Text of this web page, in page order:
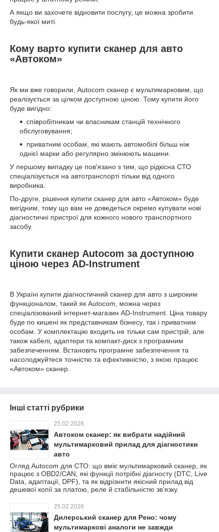
А якщо ви захочете відновити послугу, це можна зробити
будь-якої миті.
Кому варто купити сканер для авто
«Автоком»
Як ми вже говорили, Autocom сканер є мультимарковим, що
реалізується за цілком доступною ціною. Тому купити його
буде вигідно:
співробітникам чи власникам станцій технічного
обслуговування;
приватним особам, які мають автомобілі більш ніж
однієї марки або регулярно змінюють машини.
У першому випадку це пов'язано з тим, що рідкісна СТО
спеціалізується на автотранспорті тільки від одного
виробника.
По-друге, рішення купити сканер для авто «Автоком» буде
вигідним, тому що вам не доведеться окремо купувати нові
діагностичні пристрої для кожного нового транспортного
засобу.
Купити сканер Autocom за доступною
ціною через AD-Instrument
В Україні купити діагностичний сканер для авто з широким
функціоналом, такий як Autocom, можна через
спеціалізований інтернет-магазин AD-Instrument. Ціна товару
буде по кишені як представникам бізнесу, так і приватним
особам. У комплектацію входить не тільки сам пристрій, але
також кабелі, адаптери та компакт-диск з програмним
забезпеченням. Встановіть програмне забезпечення та
насолоджуйтеся точністю та ефективністю, з якою працює
«Автоком» сканер.
Інші статті рубрики
25.02.2026
Автоком сканер: як вибрати надійний
мультимарковий прилад для діагностики
авто
Огляд Autocom для СТО: що вміє мультимарковий сканер, як
працює з OBD2/CAN, які функції потрібні діагносту (DTC, Live
Data, адаптації, DPF), та як відрізнити якісний прилад від
дешевої копії за платою, реле й стабільністю зв’язку.
25.02.2026
Дилерський сканер для Рено: чому
мультимаркові аналоги не завжди